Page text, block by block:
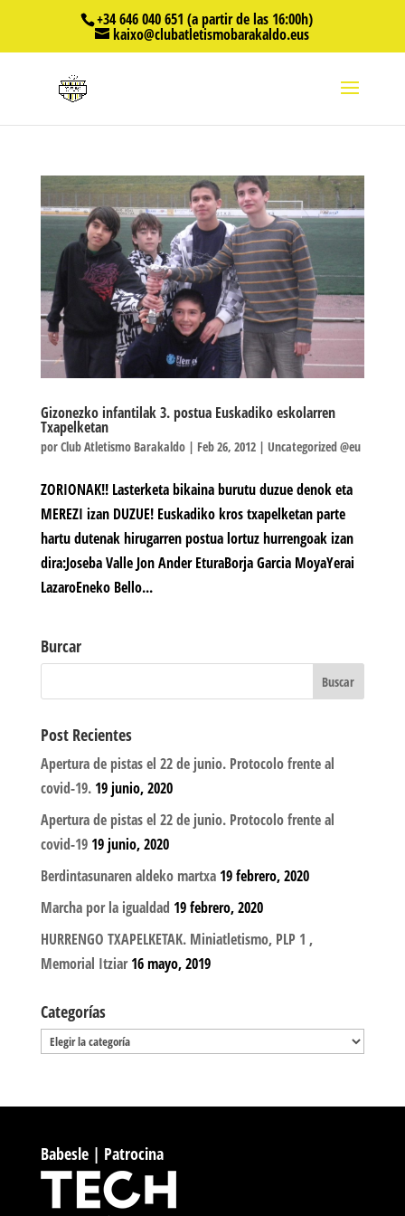
+34 646 040 651 (a partir de las 16:00h)
kaixo@clubatletismobarakaldo.eus
Gizonezko infantilak 3. postua Euskadiko eskolarren
Txapelketan
porClub Atletismo Barakaldo| Feb 26, 2012| Uncategorized @eu
ZORIONAK!! Lasterketa bikaina burutu duzue denok eta
MEREZI izan DUZUE! Euskadiko kros txapelketan parte
hartu dutenak hirugarren postua lortuz hurrengoak izan
dira:Joseba Valle Jon Ander EturaBorja Garcia MoyaYerai
LazaroEneko Bello...
Burcar
Post Recientes
Apertura de pistas el 22 de junio. Protocolo frente al
covid-19. 19 junio, 2020
Apertura de pistas el 22 de junio. Protocolo frente al
covid-19 19 junio, 2020
Berdintasunaren aldeko martxa 19 febrero, 2020
Marcha por la igualdad 19 febrero, 2020
HURRENGO TXAPELKETAK. Miniatletismo, PLP 1 ,
Memorial Itziar 16 mayo, 2019
Categorías
Categorías
Babesle | Patrocina